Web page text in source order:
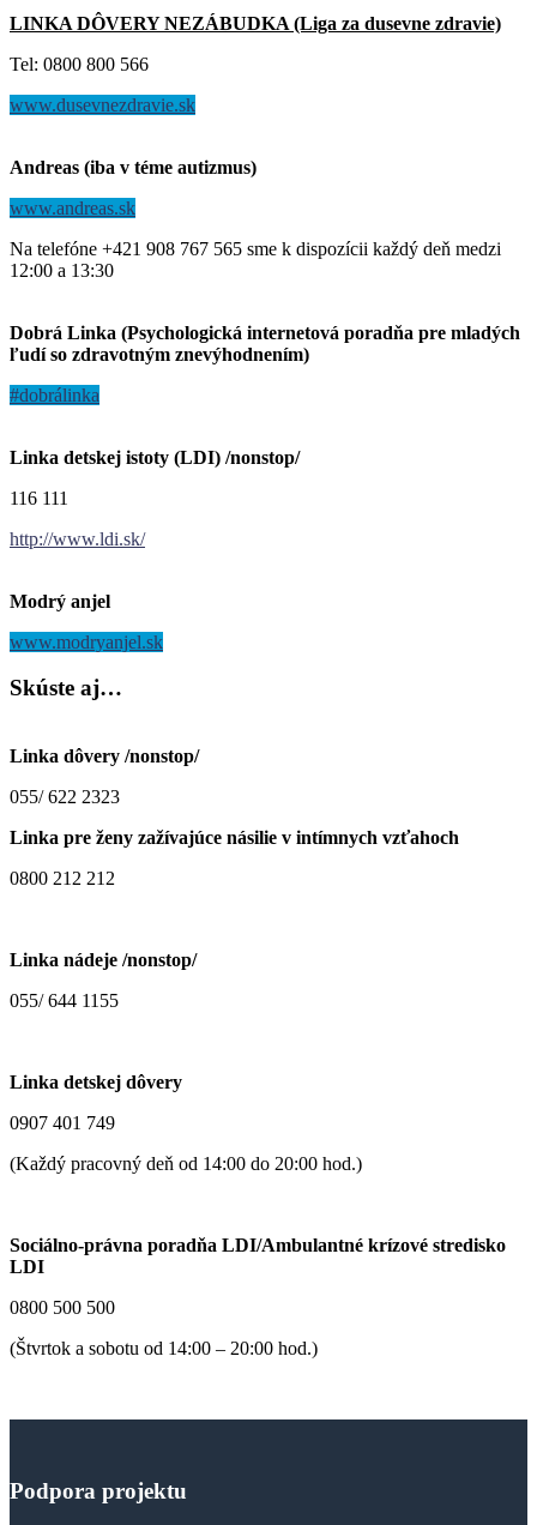
LINKA DÔVERY NEZÁBUDKA (Liga za dusevne zdravie)
Tel: 0800 800 566
www.dusevnezdravie.sk
Andreas (iba v téme autizmus)
www.andreas.sk
Na telefóne +421 908 767 565 sme k dispozícii každý deň medzi
12:00 a 13:30
Dobrá Linka (Psychologická internetová poradňa pre mladých
ľudí so zdravotným znevýhodnením)
#dobrálinka
Linka detskej istoty (LDI) /nonstop/
116 111
http://www.ldi.sk/
Modrý anjel
www.modryanjel.sk
Skúste aj…
Linka dôvery /nonstop/
055/ 622 2323
Linka pre ženy zažívajúce násilie v intímnych vzťahoch
0800 212 212
Linka nádeje /nonstop/
055/ 644 1155
Linka detskej dôvery
0907 401 749
(Každý pracovný deň od 14:00 do 20:00 hod.)
Sociálno-právna poradňa LDI/Ambulantné krízové stredisko
LDI
0800 500 500
(Štvrtok a sobotu od 14:00 – 20:00 hod.)
Podpora projektu